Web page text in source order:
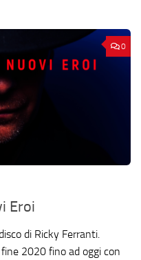
0
Eroi
di Ricky Ferranti.
2020 fino ad oggi con